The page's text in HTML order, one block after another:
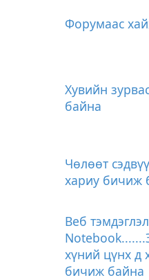
Форумаас
Хувийн
байна
Чөлөөт
хариу бичиж
Веб
хүний цүнх д
бичиж байна